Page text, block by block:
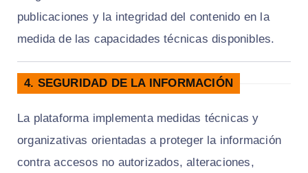
publicaciones y la integridad del contenido en la
medida de las capacidades técnicas disponibles.
4. SEGURIDAD DE LA INFORMACIÓN
La plataforma implementa medidas técnicas y
organizativas orientadas a proteger la información
contra accesos no autorizados, alteraciones,